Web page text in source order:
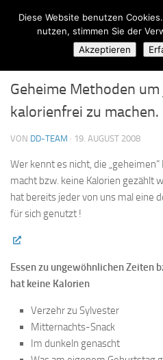
Zum Inhalt springen
Geheime Methoden um
kalorienfrei zu machen.
VON DD-TEAM · 19. AUGUST 2008
Wer kennt es nicht, die
macht bzw. keine Kalorien gezählt
hat bereits jeder von uns mal eine
für sich genutzt !
Essen zu ungewöhnlichen Zeiten
hat keine Kalorien
Verzehr zu Sylvester
Mitternachts-Snack
Im dunkeln genascht
Diese Website benutzen
nutzen, stimmen Sie der
Akzeptieren